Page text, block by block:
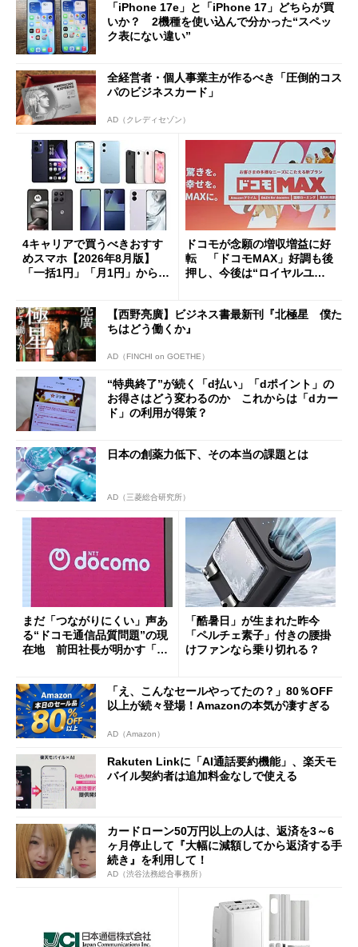
「iPhone 17e」と「iPhone 17」どちらが買
いか？ 2機種を使い込んで分かった“スペッ
ク表にない違い”
全経営者・個人事業主が作るべき「圧倒的コス
パのビジネスカード」
AD（クレディセゾン）
4キャリアで買うべきおすす
めスマホ【2026年8月版】
「一括1円」「月1円」からお
ドコモが念願の増収増益に好
転 「ドコモMAX」好調も後
押し、今後は“ロイヤルユー
【西野亮廣】ビジネス書最新刊『北極星 僕た
ちはどう働くか』
AD（FINCHI on GOETHE）
“特典終了”が続く「d払い」「dポイント」の
お得さはどう変わるのか これからは「dカー
ド」の利用が得策？
日本の創薬力低下、その本当の課題とは
AD（三菱総合研究所）
まだ「つながりにくい」声あ
る“ドコモ通信品質問題”の現
在地 前田社長が明かす「道
「酷暑日」が生まれた昨今
「ペルチェ素子」付きの腰掛
けファンなら乗り切れる？
「え、こんなセールやってたの？」80％OFF
以上が続々登場！Amazonの本気が凄すぎる
AD（Amazon）
Rakuten Linkに「AI通話要約機能」、楽天モ
バイル契約者は追加料金なしで使える
カードローン50万円以上の人は、返済を3～6
ヶ月停止して『大幅に減額してから返済する手
続き』を利用して！
AD（渋谷法務総合事務所）